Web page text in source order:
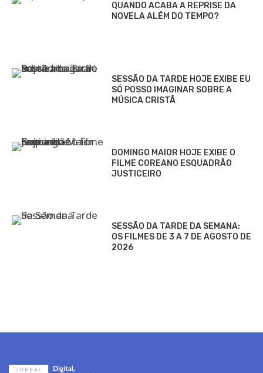
QUANDO ACABA A REPRISE DA
NOVELA ALÉM DO TEMPO?
SESSÃO DA TARDE HOJE EXIBE EU
SÓ POSSO IMAGINAR SOBRE A
MÚSICA CRISTÃ
DOMINGO MAIOR HOJE EXIBE O
FILME COREANO ESQUADRÃO
JUSTICEIRO
SESSÃO DA TARDE DA SEMANA:
OS FILMES DE 3 A 7 DE AGOSTO DE
2026